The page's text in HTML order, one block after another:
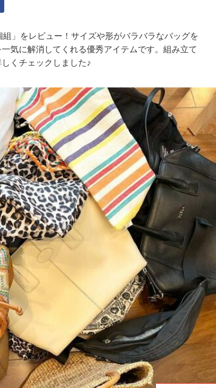
」をレビュー！サイズや形がバラバラなバッグを
気に解消してくれる優秀アイテムです。組み立て
くチェックしました♪